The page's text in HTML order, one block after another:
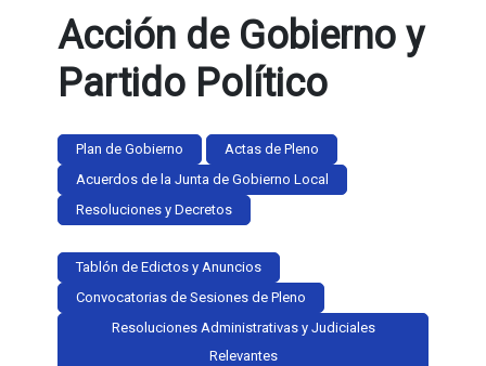
Acción de Gobierno y
Partido Político
Plan de Gobierno
Actas de Pleno
Acuerdos de la Junta de Gobierno Local
Resoluciones y Decretos
Tablón de Edictos y Anuncios
Convocatorias de Sesiones de Pleno
Resoluciones Administrativas y Judiciales
Relevantes